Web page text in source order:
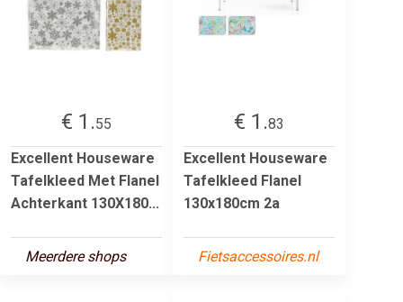
€ 1.55
Excellent Houseware
Tafelkleed Met Flanel
Achterkant 130X180...
Meerdere shops
€ 1.83
Excellent Houseware
Tafelkleed Flanel
130x180cm 2a
Fietsaccessoires.nl